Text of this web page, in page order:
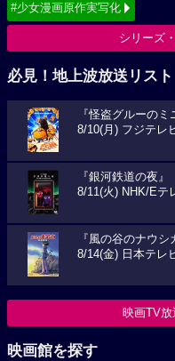
#少女漫画原作実写化
シリーズ
必見！地上波放送リスト
『怪盗グルーのミ
8/10(月) フジテレ
『銀河鉄道の夜』
8/11(火) NHK/Eテ
『風の谷のナウシ
8/14(金) 日本テレ
映画TV
映画館を探す